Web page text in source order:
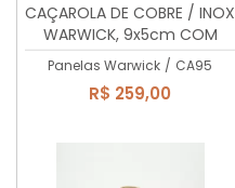
CAÇAROLA DE COBRE / INOX
WARWICK, 9x5cm COM
ALÇAS DE LATÃO MACIÇO,
350ml
Panelas Warwick / CA95
R$ 259,00